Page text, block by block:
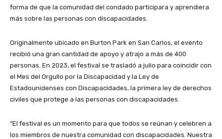
forma de que la comunidad del condado participara y aprendiera
más sobre las personas con discapacidades.
Originalmente ubicado en Burton Park en San Carlos, el evento
recibió una gran cantidad de apoyo y atrajo a más de 400
personas. En 2023, el festival se trasladó a julio para coincidir con
el Mes del Orgullo por la Discapacidad y la Ley de
Estadounidenses con Discapacidades, la primera ley de derechos
civiles que protege a las personas con discapacidades.
“El festival es un momento para que todos se reúnan y celebren a
los miembros de nuestra comunidad con discapacidades. Nuestra